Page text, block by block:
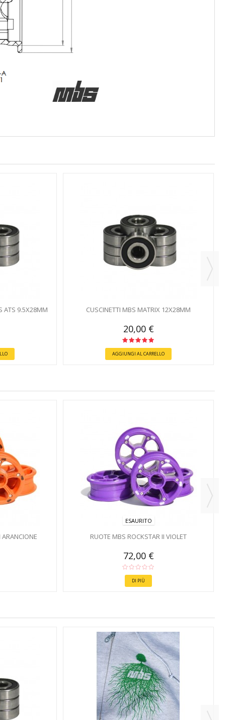
ATS 9.5X28MM CUSCINETTI MBS MATRIX 12X28MM
20,00 €
AGGIUNGI AL CARRELLO
ESAURITO
RUOTE MBS ROCKSTAR II VIOLET
72,00 €
DI PIÙ